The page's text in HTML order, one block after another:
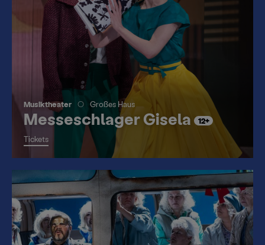
Musiktheater Großes Haus
Messeschlager Gisela 12+
Tickets